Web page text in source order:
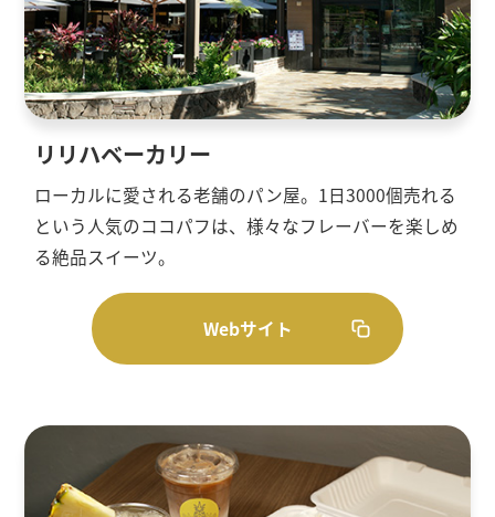
リリハベーカリー
ローカルに愛される老舗のパン屋。1日3000個売れる
という人気のココパフは、様々なフレーバーを楽しめ
る絶品スイーツ。
Webサイト